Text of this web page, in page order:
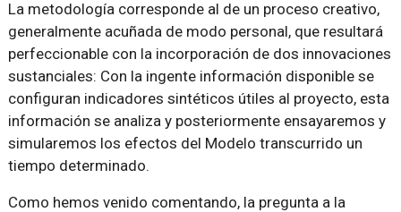
La metodología corresponde al de un proceso creativo,
generalmente acuñada de modo personal, que resultará
perfeccionable con la incorporación de dos innovaciones
sustanciales: Con la ingente información disponible se
configuran indicadores sintéticos útiles al proyecto, esta
información se analiza y posteriormente ensayaremos y
simularemos los efectos del Modelo transcurrido un
tiempo determinado.
Como hemos venido comentando, la pregunta a la